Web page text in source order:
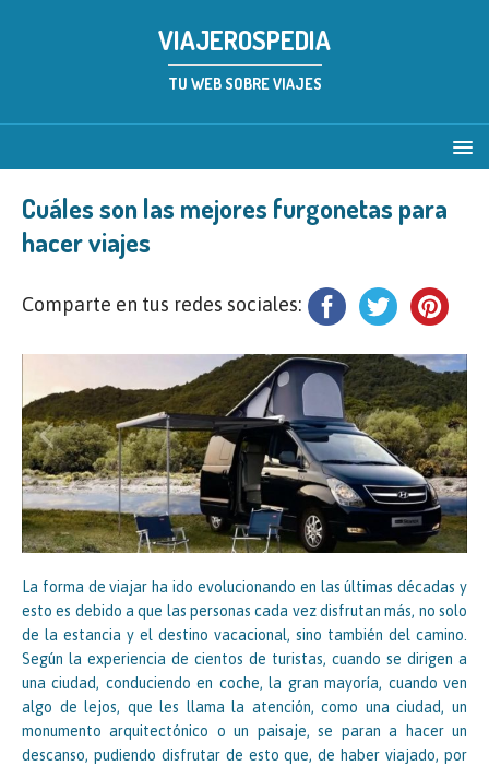
VIAJEROSPEDIA
TU WEB SOBRE VIAJES
Cuáles son las mejores furgonetas para
hacer viajes
Comparte en tus redes sociales:
La forma de viajar ha ido evolucionando en las últimas décadas y
esto es debido a que las personas cada vez disfrutan más, no solo
de la estancia y el destino vacacional, sino también del camino.
Según la experiencia de cientos de turistas, cuando se dirigen a
una ciudad, conduciendo en coche, la gran mayoría, cuando ven
algo de lejos, que les llama la atención, como una ciudad, un
monumento arquitectónico o un paisaje, se paran a hacer un
descanso, pudiendo disfrutar de esto que, de haber viajado, por